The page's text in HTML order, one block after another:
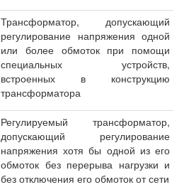
Трансформатор, допускающий
регулирование напряжения одной
или более обмоток при помощи
специальных устройств,
встроенных в конструкцию
трансформатора
Регулируемый трансформатор,
допускающий регулирование
напряжения хотя бы одной из его
обмоток без перерыва нагрузки и
без отключения его обмоток от сети